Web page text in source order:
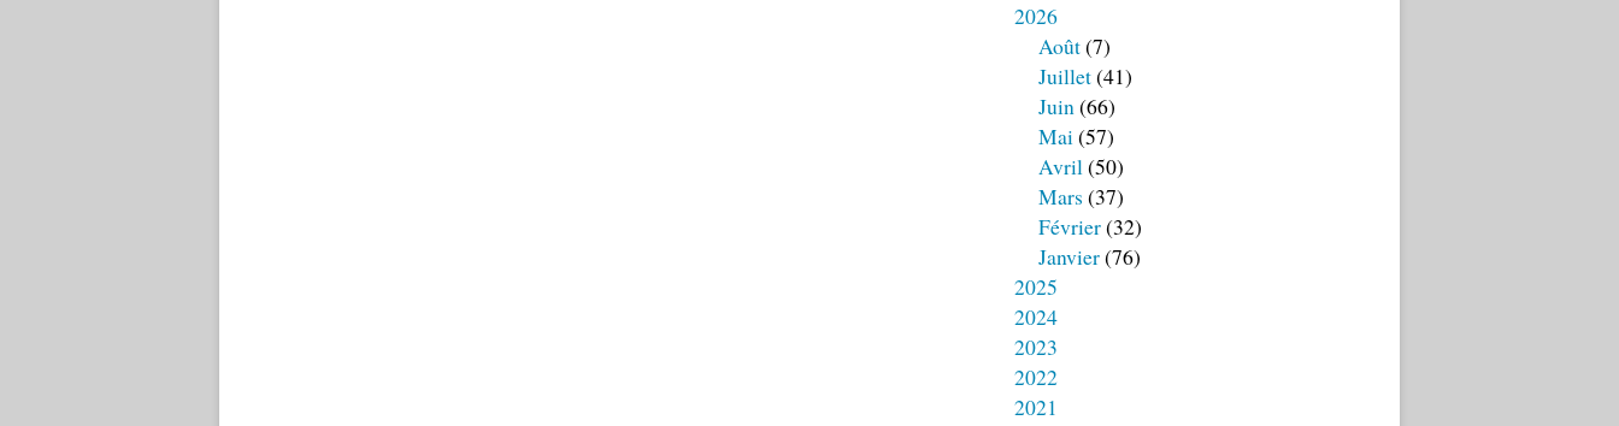
2026
Août(7)
Juillet(41)
Juin(66)
Mai(57)
Avril(50)
Mars (37)
Février(32)
Janvier(76)
2025
2024
2023
2022
2021